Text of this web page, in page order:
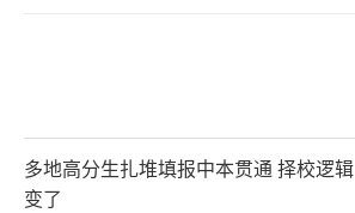
多地高分生扎堆填报中本贯通 择校逻辑
变了